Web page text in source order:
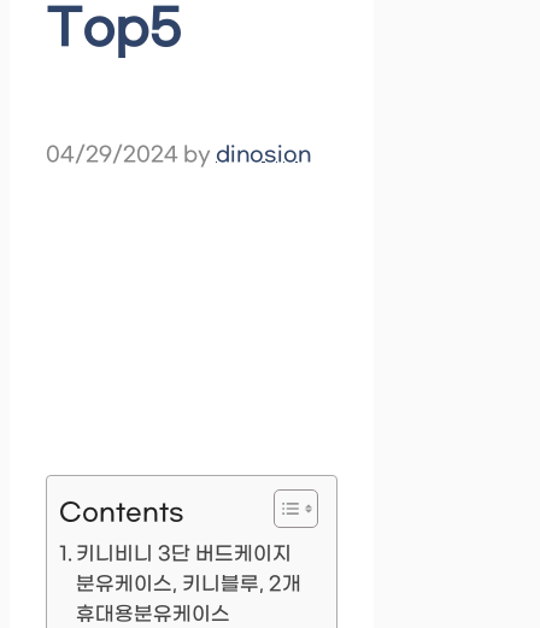
Top5
04/29/2024 by dinosion
Contents
키니비니 3단 버드케이지
분유케이스, 키니블루, 2개
휴대용분유케이스